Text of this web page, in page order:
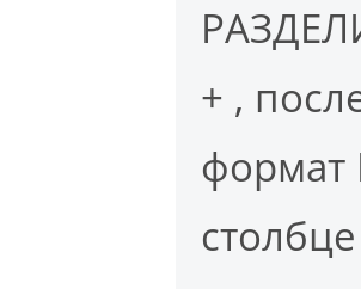
+ ,
формат